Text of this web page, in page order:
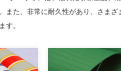
また、非常に耐久性があり、さま
す。